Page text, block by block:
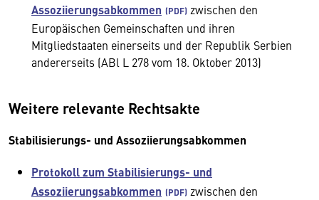
Assoziierungsabkommen
zwischen den
Europäischen Gemeinschaften und ihren
Mitgliedstaaten einerseits und der Republik Serbien
andererseits (ABl L 278 vom 18. Oktober 2013)
Weitere relevante Rechtsakte
Stabilisierungs- und Assoziierungsabkommen
Protokoll zum Stabilisierungs- und
Assoziierungsabkommen
zwischen den